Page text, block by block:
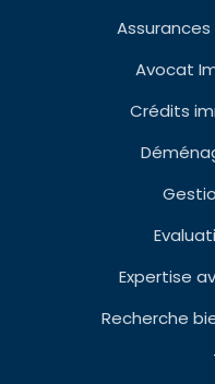
Avocat
Crédits
Expertise
Recherche